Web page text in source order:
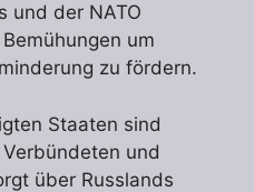
und der NATO
um
zu fördern.
Staaten sind
und
über Russlands